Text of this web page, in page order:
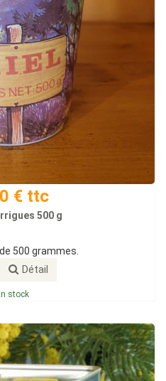
€ ttc
500 g
500 grammes.
Détail
stock